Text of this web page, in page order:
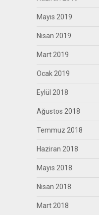
Mayıs 2019
Nisan 2019
Mart 2019
Ocak 2019
Eylül 2018
Ağustos 2018
Temmuz 2018
Haziran 2018
Mayıs 2018
Nisan 2018
Mart 2018